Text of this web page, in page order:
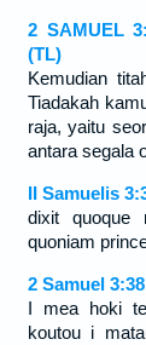
2 SAMUEL
(TL)
Kemudian
Tiadakah
raja, yaitu
antara segala
II Samuelis
dixit quoque
quoniam
2 Samuel
I mea hoki
koutou i